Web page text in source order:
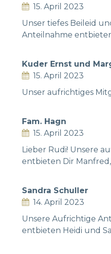
15. April 2023
Unser tiefes Beileid
Anteilnahme
Kuder Ernst und
15. April 2023
Unser aufrichtiges
Fam. Hagn
15. April 2023
Lieber Rudi! Unsere
entbieten Dir
Sandra Schuller
14. April 2023
Unsere Aufrichtige
entbieten Heidi und